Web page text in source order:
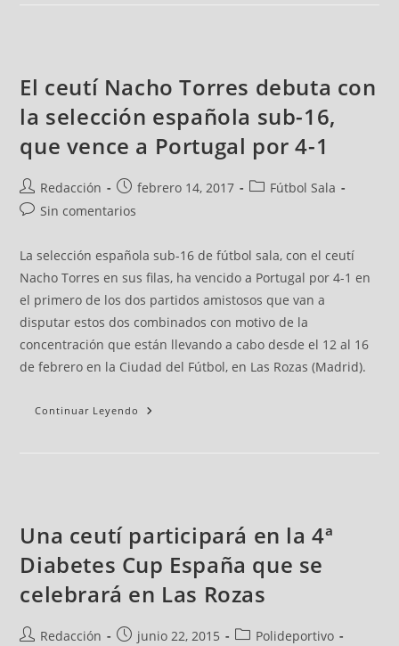
El ceutí Nacho Torres debuta con
la selección española sub-16,
que vence a Portugal por 4-1
Redacción febrero 14, 2017
Fútbol Sala
Sin comentarios
La selección española sub-16 de fútbol sala, con el ceutí
Nacho Torres en sus filas, ha vencido a Portugal por 4-1 en
el primero de los dos partidos amistosos que van a
disputar estos dos combinados con motivo de la
concentración que están llevando a cabo desde el 12 al 16
de febrero en la Ciudad del Fútbol, en Las Rozas (Madrid).
Continuar Leyendo
Una ceutí participará en la 4ª
Diabetes Cup España que se
celebrará en Las Rozas
Redacción junio 22, 2015
Polideportivo